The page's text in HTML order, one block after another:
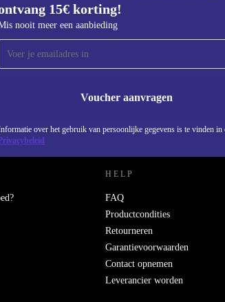
15€ korting!
nooit meer een aanbieding
Voucher aanvragen
over het gebruik van persoonlijke gegevens is te vinden in
onze nieuwsbrief en
een aanbieding.
Informatie
- RETHINK NEW.
HELP
FAQ
Productcondities
Retourneren
Garantievoorwaarden
Contact opnemen
Leverancier worden